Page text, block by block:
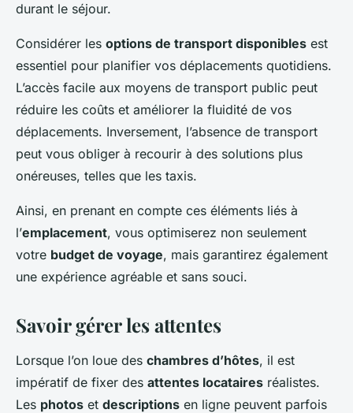
durant le séjour.
Considérer les options de transport disponibles est
essentiel pour planifier vos déplacements quotidiens.
L’accès facile aux moyens de transport public peut
réduire les coûts et améliorer la fluidité de vos
déplacements. Inversement, l’absence de transport
peut vous obliger à recourir à des solutions plus
onéreuses, telles que les taxis.
Ainsi, en prenant en compte ces éléments liés à
l’emplacement, vous optimiserez non seulement
votre budget de voyage, mais garantirez également
une expérience agréable et sans souci.
Savoir gérer les attentes
Lorsque l’on loue des chambres d’hôtes, il est
impératif de fixer des attentes locataires réalistes.
Les photos et descriptions en ligne peuvent parfois